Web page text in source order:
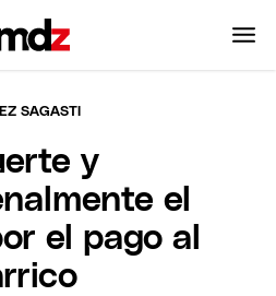
SAGASTI
y
el
el pago al